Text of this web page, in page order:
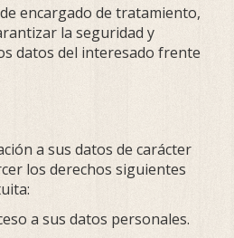
encargado de tratamiento,
la seguridad y
datos del interesado frente
a sus datos de carácter
los derechos siguientes
a sus datos personales.